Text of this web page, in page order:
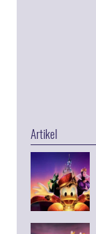
Artikel